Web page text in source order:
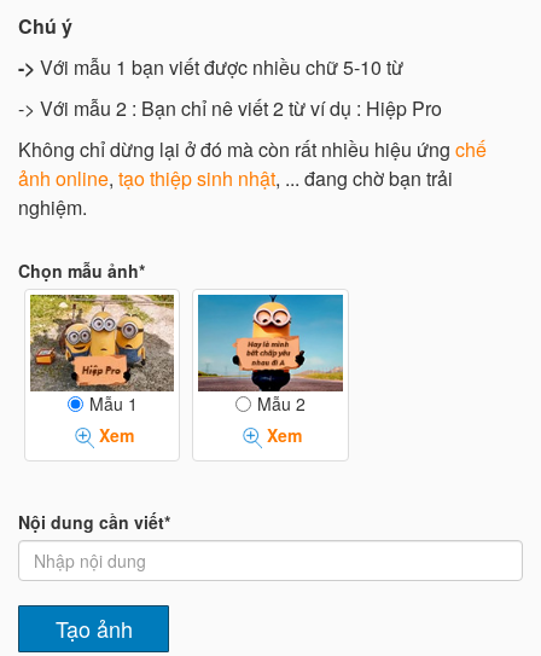
Chú ý
-> Với mẫu 1 bạn viết được nhiều chữ 5-10 từ
-> Với mẫu 2 : Bạn chỉ nê viết 2 từ ví dụ : Hiệp Pro
Không chỉ dừng lại ở đó mà còn rất nhiều hiệu ứng chế
ảnh online, tạo thiệp sinh nhật, ... đang chờ bạn trải
nghiệm.
Chọn mẫu ảnh*
Mẫu 1
Xem
Mẫu 2
Xem
Nội dung cần viết*